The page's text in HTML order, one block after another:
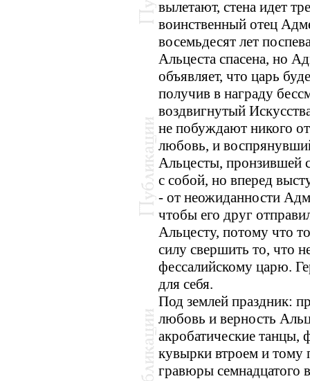
вылетают, стена идет
воинственный отец
восемьдесят лет
Альцеста спасена, но
объявляет, что царь
получив в награду
воздвигнутый
не побуждают никого
любовь, и
Альцесты, пронзившей
с собой, но вперед
- от неожиданности
чтобы его друг
Альцесту, потому что
силу свершить то, что
фессалийскому царю.
для себя.
Под землей праздник:
любовь и верность
акробатические
кувырки втроем и тому
гравюры семнадцатого